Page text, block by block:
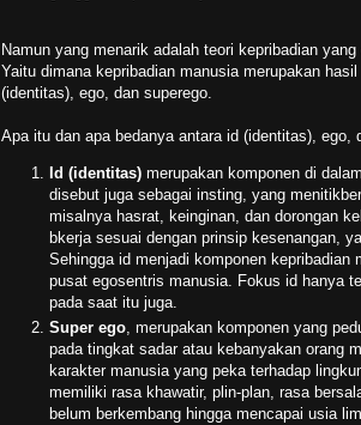
Namun yang menarik adalah teori kepribadian
Yaitu dimana kepribadian manusia merupakan
(identitas), ego, dan superego.
Apa itu dan apa bedanya antara id (identitas), ego,
Id (identitas) merupakan komponen di
disebut juga sebagai insting, yang
misalnya hasrat, keinginan, dan dorongan
bkerja sesuai dengan prinsip kesenangan,
Sehingga id menjadi komponen
pusat egosentris manusia. Fokus id hanya
pada saat itu juga.
Super ego, merupakan komponen yang
pada tingkat sadar atau kebanyakan orang
karakter manusia yang peka terhadap
memiliki rasa khawatir, plin-plan, rasa
belum berkembang hingga mencapai usia